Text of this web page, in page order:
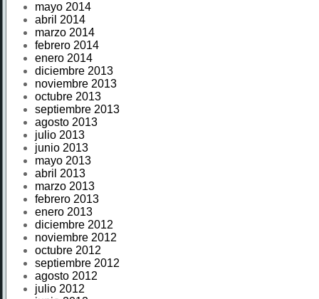
mayo 2014
abril 2014
marzo 2014
febrero 2014
enero 2014
diciembre 2013
noviembre 2013
octubre 2013
septiembre 2013
agosto 2013
julio 2013
junio 2013
mayo 2013
abril 2013
marzo 2013
febrero 2013
enero 2013
diciembre 2012
noviembre 2012
octubre 2012
septiembre 2012
agosto 2012
julio 2012